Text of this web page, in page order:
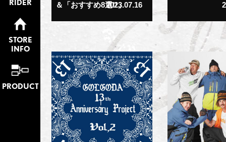
RIDER
STORE
INFO
PRODUCT
＆「おすすめ8選!!」
2023.07.16